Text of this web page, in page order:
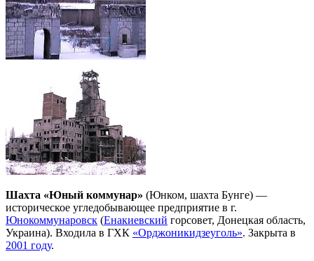
Шахта «Юный коммунар» (Юнком, шахта Бунге) —
историческое угледобывающее предприятие в г.
Юнокоммунаровск (Енакиевский горсовет, Донецкая область,
Украина). Входила в ГХК «Орджоникидзеуголь». Закрыта в
2001 году.